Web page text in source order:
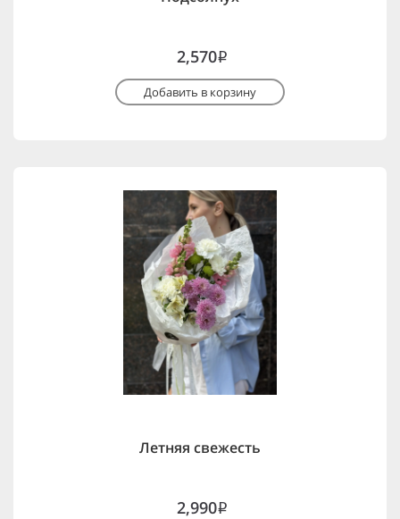
2,570i
Добавить в корзину
Летняя свежесть
2,990i